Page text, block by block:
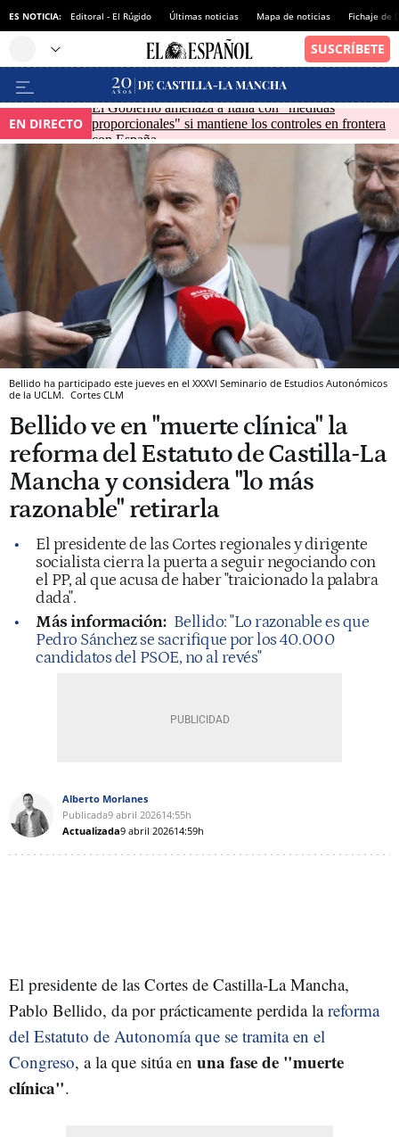
ES NOTICIA: Editoral - El Rúgido Últimas noticias Mapa de noticias Fichaje de
EN DIRECTO
El Gobierno amenaza a Italia con "medidas
proporcionales" si mantiene los controles en frontera
con España
Bellido ha participado este jueves en el XXXVI Seminario de Estudios Autonómicos
de la UCLM. Cortes CLM
Bellido ve en "muerte clínica" la
reforma del Estatuto de Castilla-La
Mancha y considera "lo más
razonable" retirarla
El presidente de las Cortes regionales y dirigente
socialista cierra la puerta a seguir negociando con
el PP, al que acusa de haber "traicionado la palabra
dada".
Más información: Bellido: "Lo razonable es que
Pedro Sánchez se sacrifique por los 40.000
candidatos del PSOE, no al revés"
Alberto Morlanes
Publicada9 abril 202614:55h
Actualizada9 abril 202614:59h
El presidente de las Cortes de Castilla-La Mancha,
Pablo Bellido, da por prácticamente perdida lareforma
del Estatuto de Autonomía que se tramita en el
Congreso, a la que sitúa en una fase de "muerte
clínica".